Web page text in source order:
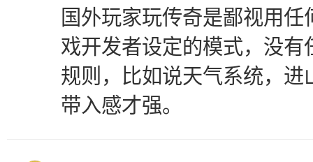
国外玩家玩传奇是鄙视用
戏开发者设定的模式，没
规则，比如说天气系统，
带入感才强。